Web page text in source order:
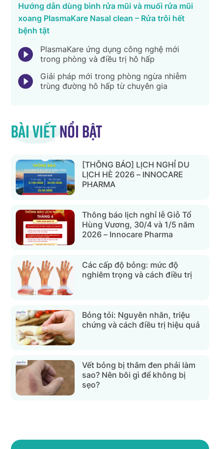
Hướng dẫn dùng bình rửa mũi và muối rửa mũi
xoang PlasmaKare Nasal clean – Rửa trôi hết
bệnh tật
PlasmaKare ứng dụng công nghệ mới
trong phòng và điều trị hô hấp
Giải pháp mới trong phòng ngừa nhiễm
trùng đường hô hấp từ chuyên gia
Bài viếtnổi bật
[THÔNG BÁO] LỊCH NGHỈ DU
LỊCH HÈ 2026 – INNOCARE
PHARMA
Thông báo lịch nghỉ lễ Giỗ Tổ
Hùng Vương, 30/4 và 1/5 năm
2026 – Innocare Pharma
Các cấp độ bỏng: mức độ
nghiêm trọng và cách điều trị
Bỏng tỏi: Nguyên nhân, triệu
chứng và cách điều trị hiệu quả
Vết bỏng bị thâm đen phải làm
sao? Nên bôi gì để không bị
sẹo?